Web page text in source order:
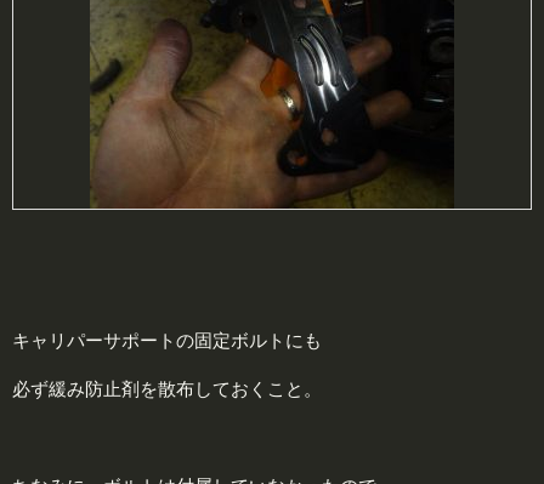
キャリパーサポートの固定ボルトにも
必ず緩み防止剤を散布しておくこと。